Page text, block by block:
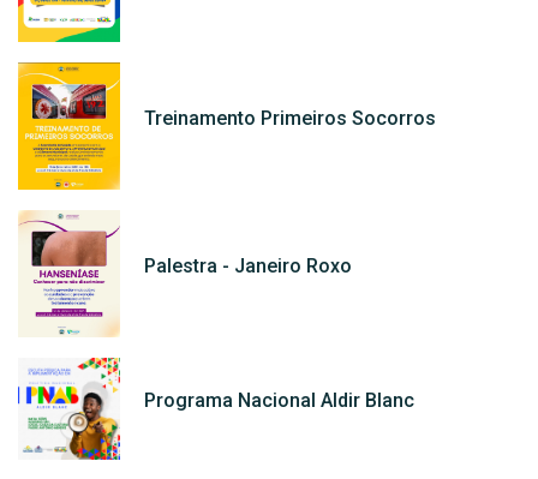
Treinamento Primeiros Socorros
Palestra - Janeiro Roxo
Programa Nacional Aldir Blanc